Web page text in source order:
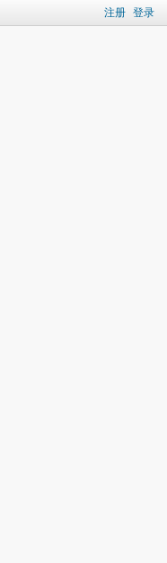
注册 登录